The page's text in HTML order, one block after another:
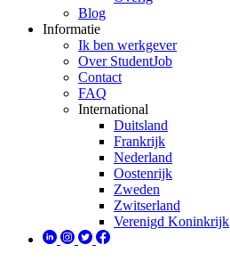
Blog
Informatie
Ik ben werkgever
Over StudentJob
Contact
FAQ
International
Duitsland
Frankrijk
Nederland
Oostenrijk
Zweden
Zwitserland
Verenigd Koninkrijk